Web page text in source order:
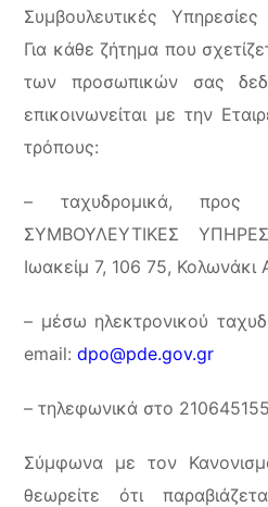
Συμβουλευτικές
Για κάθε ζήτημα που
των προσωπικών σας
επικοινωνείται με την
τρόπους:
– ταχυδρομικά, προς
ΣΥΜΒΟΥΛΕΥΤΙΚΕΣ
Ιωακείμ 7, 106 75, Κολωνάκι
– μέσω ηλεκτρονικού
email:dpo@pde.gov.gr
– τηλεφωνικά στο
Σύμφωνα με τον
θεωρείτε ότι